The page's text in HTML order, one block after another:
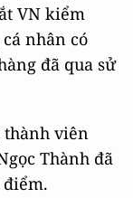
VN kiểm
nhân có
đã qua sử
thành viên
Thành đã